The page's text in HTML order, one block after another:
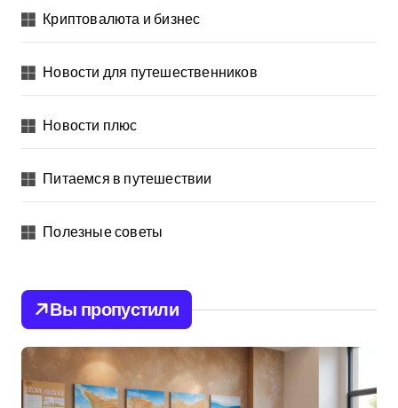
Криптовалюта и бизнес
Новости для путешественников
Новости плюс
Питаемся в путешествии
Полезные советы
Вы пропустили